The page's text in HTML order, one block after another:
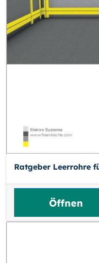
Ratgeber Leerrohre
Öffnen